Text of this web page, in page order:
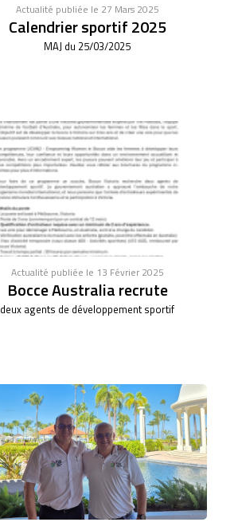
Actualité publiée le 27 Mars 2025
Calendrier sportif 2025
MAJ du 25/03/2025
Actualité publiée le 13 Février 2025
Bocce Australia recrute
deux agents de développement sportif